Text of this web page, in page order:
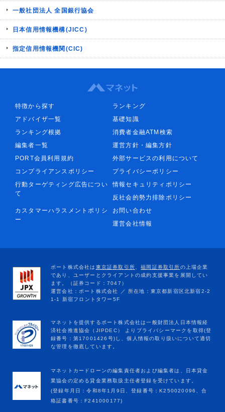
一般社団法人 全国銀行協会
日本信用情報機構(JICC)
指定信用情報機関(CIC)
特徴から探す
ランキング
アドバイザ一覧
基礎知識
ランキング根拠
消費者金融ATM検索
編集者一覧
運営方針・編集方針
PORT会員利用規約
外部サービスの利用について
コンプライアンスポリシー
プライバシーポリシー
行動ターゲティング広告につい
て
情報セキュリティポリシー
反社会的勢力排除ポリシー
カスタマーハラスメントポリシ
ー
お問い合わせ
運営会社情報
マネットカードローンの編集責任者および編集者は、日本貸金
業協会の定める貸金業務取扱主任者登録を受けています。
(登録年月日：令和8年1月9日、登録番号：K250020096、合
格証書番号：F241000177)